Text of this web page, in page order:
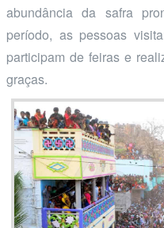
abundância da safra
período, as pessoas
participam de feiras e
graças.